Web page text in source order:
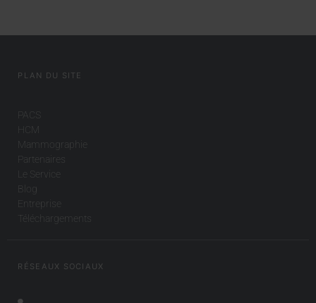
PLAN DU SITE
PACS
HCM
Mammographie
Partenaires
Le Service
Blog
Entreprise
Téléchargements
RÉSEAUX SOCIAUX